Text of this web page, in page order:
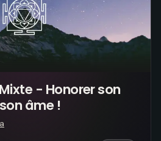
- Honorer son
âme !